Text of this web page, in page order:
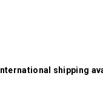
International shipping